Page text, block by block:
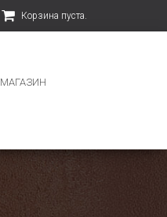
Корзина пуста.
МАГАЗИН